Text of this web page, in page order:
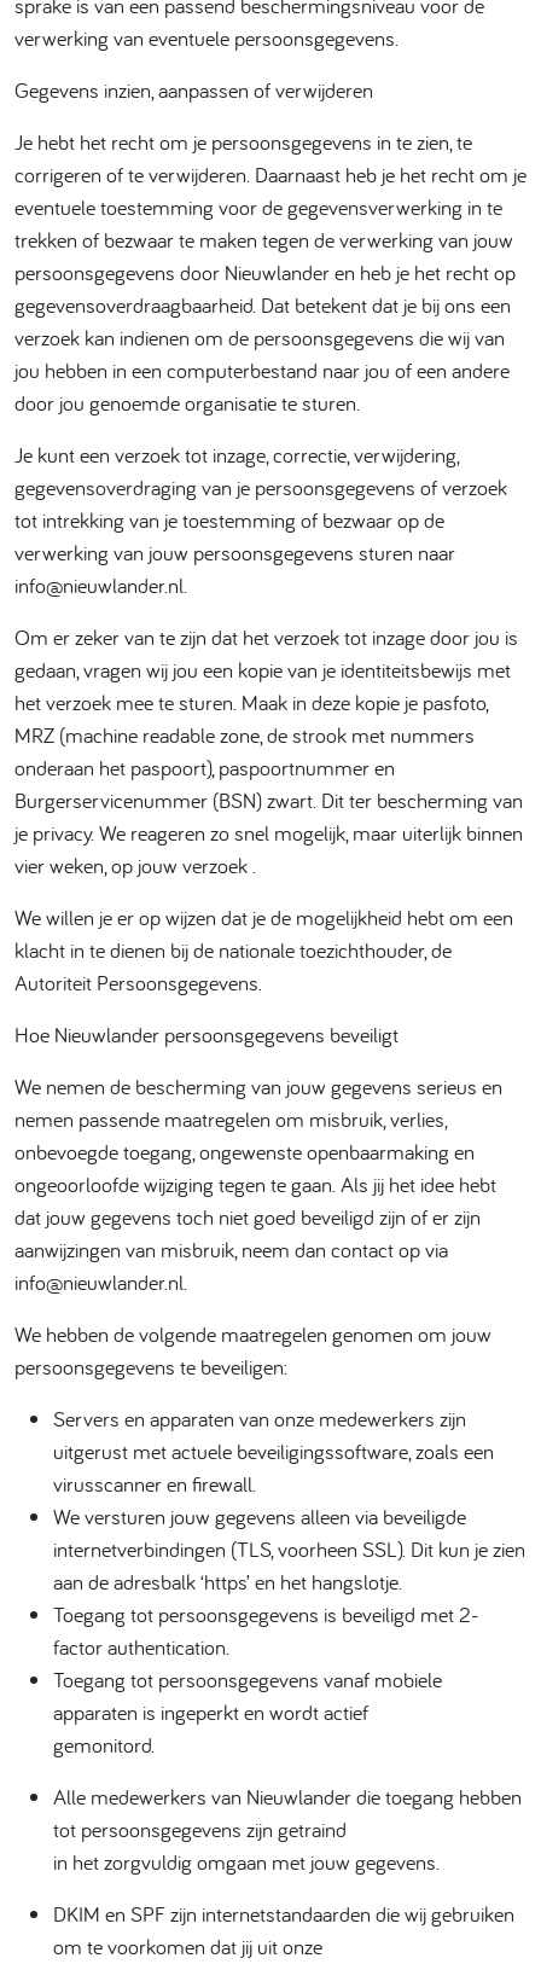
verwerking van eventuele persoonsgegevens.
Gegevens inzien, aanpassen of verwijderen
Je hebt het recht om je persoonsgegevens in te zien, te
corrigeren of te verwijderen. Daarnaast heb je het recht om je
eventuele toestemming voor de gegevensverwerking in te
trekken of bezwaar te maken tegen de verwerking van jouw
persoonsgegevens door Nieuwlander en heb je het recht op
gegevensoverdraagbaarheid. Dat betekent dat je bij ons een
verzoek kan indienen om de persoonsgegevens die wij van
jou hebben in een computerbestand naar jou of een andere
door jou genoemde organisatie te sturen.
Je kunt een verzoek tot inzage, correctie, verwijdering,
gegevensoverdraging van je persoonsgegevens of verzoek
tot intrekking van je toestemming of bezwaar op de
verwerking van jouw persoonsgegevens sturen naar
info@nieuwlander.nl.
Om er zeker van te zijn dat het verzoek tot inzage door jou is
gedaan, vragen wij jou een kopie van je identiteitsbewijs met
het verzoek mee te sturen. Maak in deze kopie je pasfoto,
MRZ (machine readable zone, de strook met nummers
onderaan het paspoort), paspoortnummer en
Burgerservicenummer (BSN) zwart. Dit ter bescherming van
je privacy. We reageren zo snel mogelijk, maar uiterlijk binnen
vier weken, op jouw verzoek .
We willen je er op wijzen dat je de mogelijkheid hebt om een
klacht in te dienen bij de nationale toezichthouder, de
Autoriteit Persoonsgegevens.
Hoe Nieuwlander persoonsgegevens beveiligt
We nemen de bescherming van jouw gegevens serieus en
nemen passende maatregelen om misbruik, verlies,
onbevoegde toegang, ongewenste openbaarmaking en
ongeoorloofde wijziging tegen te gaan. Als jij het idee hebt
dat jouw gegevens toch niet goed beveiligd zijn of er zijn
aanwijzingen van misbruik, neem dan contact op via
info@nieuwlander.nl.
We hebben de volgende maatregelen genomen om jouw
persoonsgegevens te beveiligen:
Servers en apparaten van onze medewerkers zijn
uitgerust met actuele beveiligingssoftware, zoals een
virusscanner en firewall.
We versturen jouw gegevens alleen via beveiligde
internetverbindingen (TLS, voorheen SSL). Dit kun je zien
aan de adresbalk ‘https’ en het hangslotje.
Toegang tot persoonsgegevens is beveiligd met 2-
factor authentication.
Toegang tot persoonsgegevens vanaf mobiele
apparaten is ingeperkt en wordt actief
gemonitord.
Alle medewerkers van Nieuwlander die toegang hebben
tot persoonsgegevens zijn getraind
in het zorgvuldig omgaan met jouw gegevens.
DKIM en SPF zijn internetstandaarden die wij gebruiken
om te voorkomen dat jij uit onze